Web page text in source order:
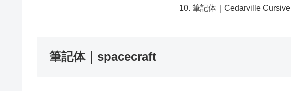
筆記体｜Cedarville Cursive
筆記体｜spacecraft